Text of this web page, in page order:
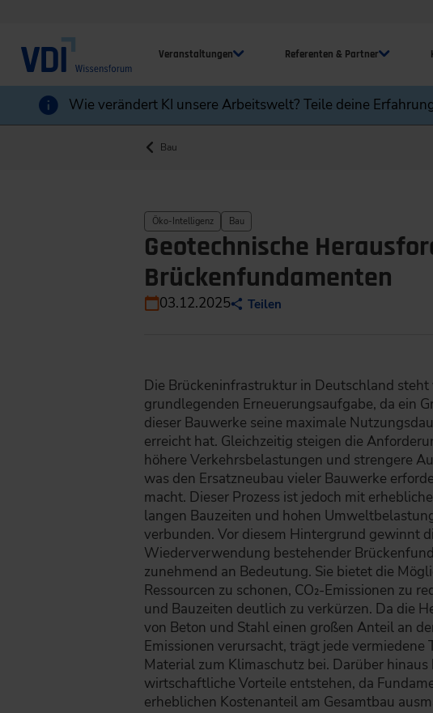
Veranstaltungen Referenten & Partner
Wie verändert KI unsere Arbeitswelt? Teile deine
Bau
Öko-Intelligenz Bau
Geotechnische
Brückenfundamenten
03.12.2025 Teilen
Die Brückeninfrastruktur in Deutschland steht
grundlegenden Erneuerungsaufgabe, da ein
dieser Bauwerke seine maximale
erreicht hat. Gleichzeitig steigen die
höhere Verkehrsbelastungen und strengere
was den Ersatzneubau vieler Bauwerke
macht. Dieser Prozess ist jedoch mit
langen Bauzeiten und hohen
verbunden. Vor diesem Hintergrund gewinnt
Wiederverwendung bestehender
zunehmend an Bedeutung. Sie bietet die
Ressourcen zu schonen, CO₂-Emissionen zu
und Bauzeiten deutlich zu verkürzen. Da die
von Beton und Stahl einen großen Anteil an
Emissionen verursacht, trägt jede vermiedene
Material zum Klimaschutz bei. Darüber hinaus
wirtschaftliche Vorteile entstehen, da
erheblichen Kostenanteil am Gesamtbau